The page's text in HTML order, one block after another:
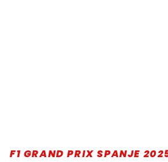
F1 GRAND PRIX SPANJE